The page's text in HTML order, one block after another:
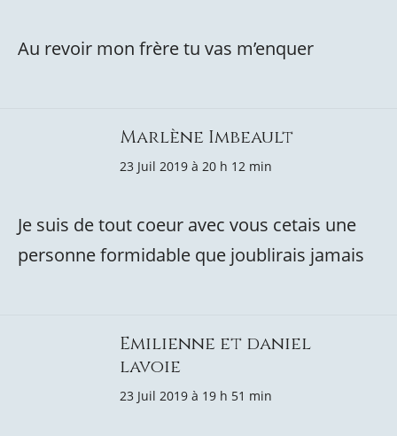
Au revoir mon frère tu vas m’enquer
Marlène Imbeault
23 Juil 2019 à 20 h 12 min
Je suis de tout coeur avec vous cetais une
personne formidable que joublirais jamais
Emilienne et daniel
lavoie
23 Juil 2019 à 19 h 51 min